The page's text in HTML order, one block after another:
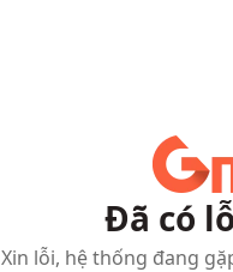
Đã có
Xin lỗi, hệ thống đang